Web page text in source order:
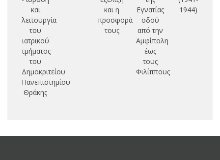
και
λειτουργία
του
ιατρικού
τμήματος
του
Δημοκριτείου
Πανεπιστημίου
Θράκης
και η
προσφορά
τους
Εγνατίας
οδού
από την
Αμφίπολη
έως
τους
Φιλίππους
1944)